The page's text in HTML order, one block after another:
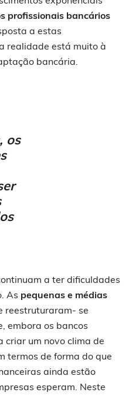
profissionais bancários
a estas
realidade está muito à
bancária.
os
a ter dificuldades
As pequenas e médias
reestruturaram- se
embora os bancos
criar um novo clima de
termos de forma do que
ainda estão
esperam. Neste